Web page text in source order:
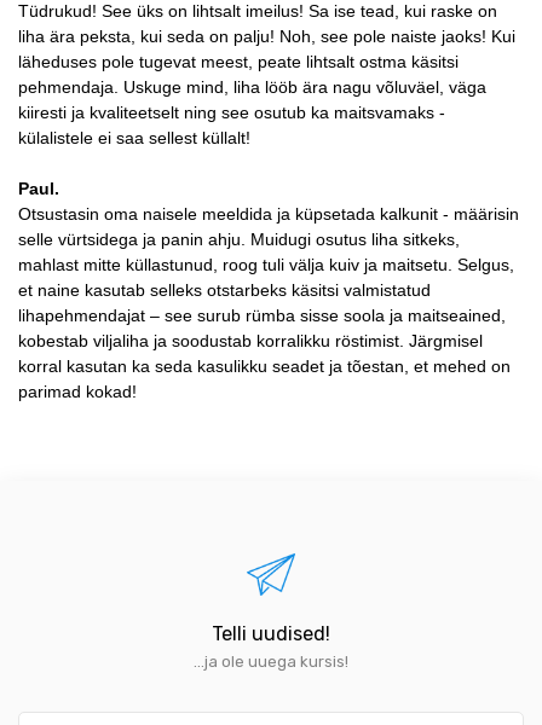
Tüdrukud! See üks on lihtsalt imeilus! Sa ise tead, kui raske on
liha ära peksta, kui seda on palju! Noh, see pole naiste jaoks! Kui
läheduses pole tugevat meest, peate lihtsalt ostma käsitsi
pehmendaja. Uskuge mind, liha lööb ära nagu võluväel, väga
kiiresti ja kvaliteetselt ning see osutub ka maitsvamaks -
külalistele ei saa sellest küllalt!
Paul.
Otsustasin oma naisele meeldida ja küpsetada kalkunit - määrisin
selle vürtsidega ja panin ahju. Muidugi osutus liha sitkeks,
mahlast mitte küllastunud, roog tuli välja kuiv ja maitsetu. Selgus,
et naine kasutab selleks otstarbeks käsitsi valmistatud
lihapehmendajat – see surub rümba sisse soola ja maitseained,
kobestab viljaliha ja soodustab korralikku röstimist. Järgmisel
korral kasutan ka seda kasulikku seadet ja tõestan, et mehed on
parimad kokad!
Telli uudised!
...ja ole uuega kursis!